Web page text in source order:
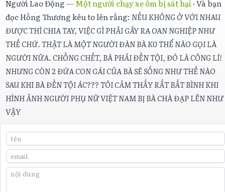
Người Lao Động— Một người chạy xe ôm bị sát hại ·Và bạn
đọc Hồng Thương kêu to lên rằng: NẾU KHÔNG Ở VỚI NHAU
ĐƯỢC THÌ CHIA TAY, VIỆC GÌ PHẢI GÂY RA OAN NGHIỆP NHƯ
THẾ CHỨ. THẬT LÀ MỘT NGƯỜI ĐÀN BÀ K0 THỂ NÀO GỌI LÀ
NGƯỜI NỮA. CHỒNG CHẾT, BÀ PHẢI ĐỀN TỘI, ĐÓ LÀ CÔNG LÍ!
NHƯNG CÒN 2 ĐỨA CON GÁI CỦA BÀ SẼ SỐNG NHƯ THẾ NÀO
SAU KHI BÀ ĐỀN TỘI ÁC??? TÔI CẢM THẤY RẤT BẤT BÌNH KHI
HÌNH ẢNH NGƯỜI PHỤ NỮ VIỆT NAM BỊ BÀ CHÀ ĐẠP LÊN NHƯ
VẬY